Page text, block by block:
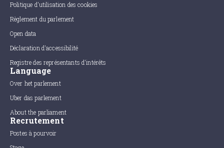
Politique d'utilisation des cookies
Règlement du parlement
Open data
Déclaration d'accessibilité
Registre des représentants d'intérêts
Language
Over het parlement
Uber das parlement
About the parliament
Recrutement
Postes à pourvoir